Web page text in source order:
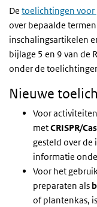
De toelichtingen voor
over bepaalde
inschalingsartikelen
bijlage 5 en 9 van de
onder de
Nieuwe
Voor
metCRISPR/
gesteld over de
informatie
Voor het
preparaten als
of plantenkas,